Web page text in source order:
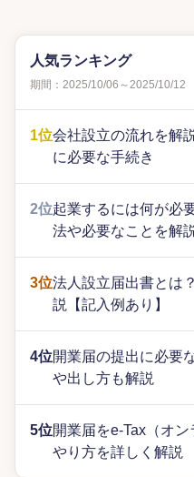
人気ランキング
期間：2025/10/06～2025/10/12
1位会社設立の流れを解
に必要な手続き
2位起業するには何が必
法や必要なことを解
3位法人設立届出書とは
説【記入例あり】
4位開業届の提出に必要
や出し方も解説
5位開業届をe-Tax（オ
やり方を詳しく解説